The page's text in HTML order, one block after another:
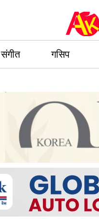
संगीत गसिप